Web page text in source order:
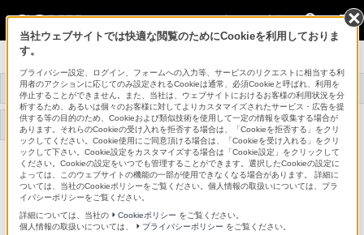
法人のお客様
データプロジェクター
トップ 商品一覧 関連商品 事例紹介
サポート・お問い合わせ
LMP-F330
プロジェクターランプ
当社ウェブサイトでは快適な閲覧のためにCookieを利用しておりま
す。
プライバシー設定、ログイン、フォームへの入力等、サービスのリクエストに相当する利
用者のアクションに応じてのみ設定されるCookieは通常、必須Cookieと呼ばれ、利用を
停止することができません。また、当社は、ウェブサイトにおけるお客様の利用状況を分
析するため、あるいは個々のお客様に対してよりカスタマイズされたサービス・広告を提
供する等の目的のため、Cookieおよび類似技術を使用して一定の情報を収集する場合が
あります。それらのCookieの受け入れを拒否する場合は、「Cookieを拒否する」をクリ
ックしてください。Cookie使用にご同意頂ける場合は、「Cookieを受け入れる」をクリ
ックして下さい。Cookie設定をカスタマイズする場合は「Cookie設定」をクリックして
ください。Cookieの設定をいつでも管理することができます。選択したCookieの設定に
よっては、このウェブサイトの機能の一部が使用できなくなる場合があります。 詳細に
ついては、当社のCookieポリシーをご覧ください。個人情報の取扱いについては、プラ
イバシーポリシーをご覧ください。
詳細については、当社の
Cookieポリシー をご覧ください。
個人情報の取扱いについては、
プライバシーポリシー をご覧ください。